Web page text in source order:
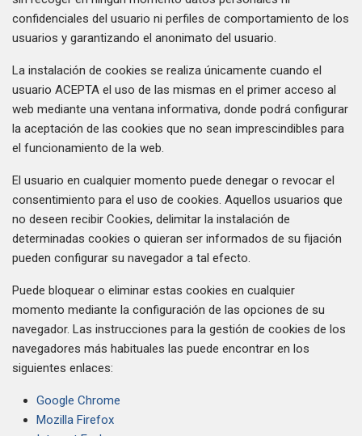
confidenciales del usuario ni perfiles de comportamiento de los
usuarios y garantizando el anonimato del usuario.
La instalación de cookies se realiza únicamente cuando el
usuario ACEPTA el uso de las mismas en el primer acceso al
web mediante una ventana informativa, donde podrá configurar
la aceptación de las cookies que no sean imprescindibles para
el funcionamiento de la web.
El usuario en cualquier momento puede denegar o revocar el
consentimiento para el uso de cookies. Aquellos usuarios que
no deseen recibir Cookies, delimitar la instalación de
determinadas cookies o quieran ser informados de su fijación
pueden configurar su navegador a tal efecto.
Puede bloquear o eliminar estas cookies en cualquier
momento mediante la configuración de las opciones de su
navegador. Las instrucciones para la gestión de cookies de los
navegadores más habituales las puede encontrar en los
siguientes enlaces:
Google Chrome
Mozilla Firefox